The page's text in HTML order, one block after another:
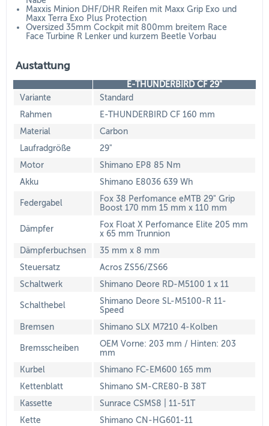
Maxxis Minion DHF/DHR Reifen mit Maxx Grip Exo und
Maxx Terra Exo Plus Protection
Oversized 35mm Cockpit mit 800mm breitem Race
Face Turbine R Lenker und kurzem Beetle Vorbau
Austattung
E-THUNDERBIRD CF 29"
Variante
Standard
Rahmen
E-THUNDERBIRD CF 160 mm
Material
Carbon
Laufradgröße
29"
Motor
Shimano EP8 85 Nm
Akku
Shimano E8036 639 Wh
Federgabel
Fox 38 Perfomance eMTB 29" Grip
Boost 170 mm 15 mm x 110 mm
Dämpfer
Fox Float X Perfomance Elite 205 mm
x 65 mm Trunnion
Dämpferbuchsen
35 mm x 8 mm
Steuersatz
Acros ZS56/ZS66
Schaltwerk
Shimano Deore RD-M5100 1 x 11
Schalthebel
Shimano Deore SL-M5100-R 11-
Speed
Bremsen
Shimano SLX M7210 4-Kolben
Bremsscheiben
OEM Vorne: 203 mm / Hinten: 203
mm
Kurbel
Shimano FC-EM600 165 mm
Kettenblatt
Shimano SM-CRE80-B 38T
Kassette
Sunrace CSMS8 | 11-51T
Kette
Shimano CN-HG601-11